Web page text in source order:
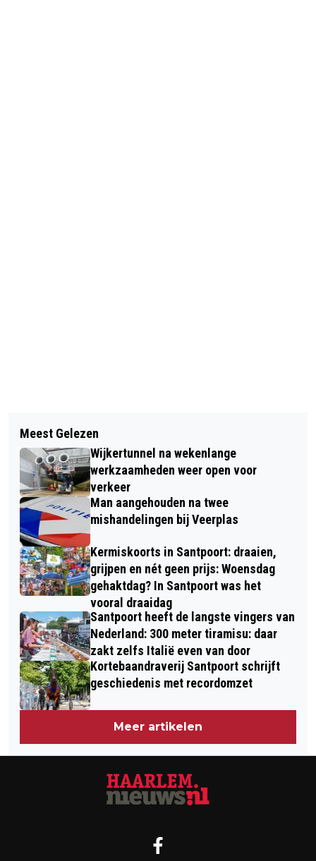
ALDI ROEPT KAAS PESTO DIP EN
GROENE PESTO TERUG OM BACTERIE
DEPRIMERENDE
WEERSOMSTANDIGHEDEN HOUDEN
NOG DAGEN AAN
Meest Gelezen
Wijkertunnel na wekenlange
werkzaamheden weer open voor
verkeer
Man aangehouden na twee
mishandelingen bij Veerplas
Kermiskoorts in Santpoort: draaien,
grijpen en nét geen prijs: Woensdag
gehaktdag? In Santpoort was het
vooral draaidag
Santpoort heeft de langste vingers van
Nederland: 300 meter tiramisu: daar
zakt zelfs Italië even van door
Kortebaandraverij Santpoort schrijft
geschiedenis met recordomzet
Meer artikelen